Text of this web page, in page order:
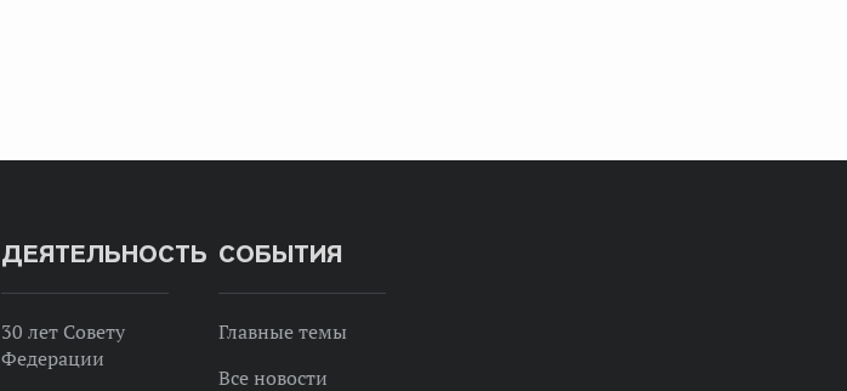
ДЕЯТЕЛЬНОСТЬ
30 лет Совету
Федерации
СОБЫТИЯ
Главные темы
Все новости